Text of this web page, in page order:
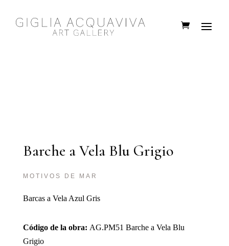
Barche a Vela Blu Grigio
MOTIVOS DE MAR
Barcas a Vela Azul Gris
Código de la obra: AG.PM51 Barche a Vela Blu
Grigio